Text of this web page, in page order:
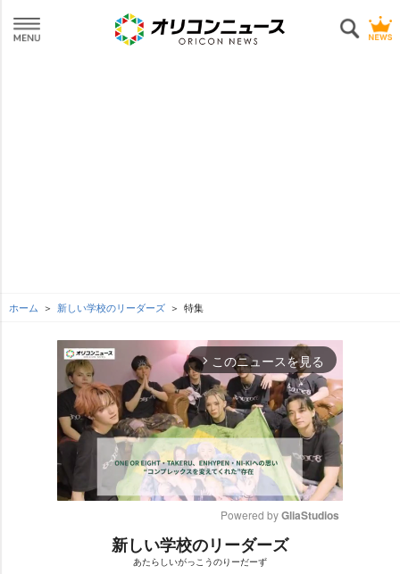
ホーム 新しい学校のリーダーズ 特集
arrow_forward_ios このニュースを見る
M
Powered by GliaStudios
新しい学校のリーダーズ
あたらしいがっこうのりーだーず